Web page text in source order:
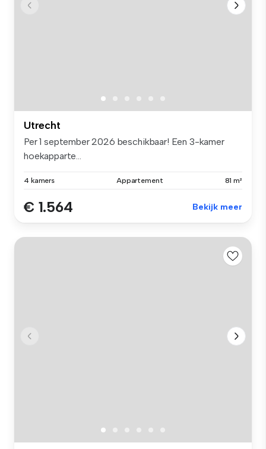
Utrecht
Per 1 september 2026 beschikbaar! Een 3-kamer
hoekapparte...
4 kamers Appartement 81 m²
€ 1.564 Bekijk meer